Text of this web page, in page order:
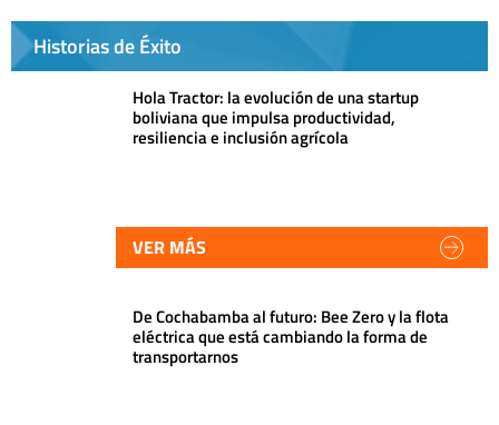
Historias de Éxito
Hola Tractor: la evolución de una startup
boliviana que impulsa productividad,
resiliencia e inclusión agrícola
VER MÁS
De Cochabamba al futuro: Bee Zero y la flota
eléctrica que está cambiando la forma de
transportarnos